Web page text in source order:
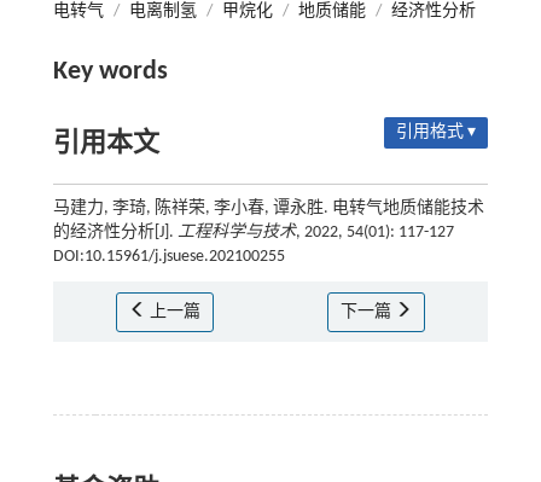
电转气 / 电离制氢 / 甲烷化 / 地质储能 / 经济性分析
Key words
引用本文 引用格式 ▾
马建力, 李琦, 陈祥荣, 李小春, 谭永胜. 电转气地质储能技术
的经济性分析[J]. 工程科学与技术, 2022, 54(01): 117-127
DOI:10.15961/j.jsuese.202100255
上一篇 下一篇